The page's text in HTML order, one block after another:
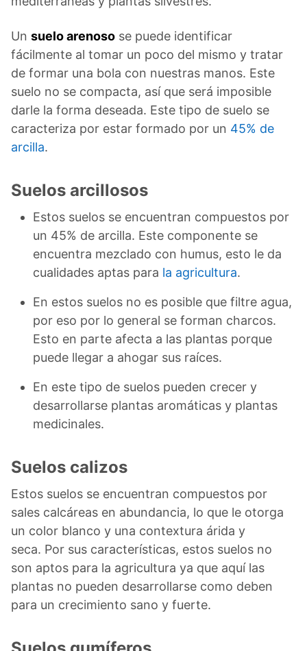
Un suelo arenoso se puede identificar
fácilmente al tomar un poco del mismo y tratar
de formar una bola con nuestras manos. Este
suelo no se compacta, así que será imposible
darle la forma deseada. Este tipo de suelo se
caracteriza por estar formado por un 45% de
arcilla.
Suelos arcillosos
Estos suelos se encuentran compuestos por
un 45% de arcilla. Este componente se
encuentra mezclado con humus, esto le da
cualidades aptas para la agricultura.
En estos suelos no es posible que filtre agua,
por eso por lo general se forman charcos.
Esto en parte afecta a las plantas porque
puede llegar a ahogar sus raíces.
En este tipo de suelos pueden crecer y
desarrollarse plantas aromáticas y plantas
medicinales.
Suelos calizos
Estos suelos se encuentran compuestos por
sales calcáreas en abundancia, lo que le otorga
un color blanco y una contextura árida y
seca. Por sus características, estos suelos no
son aptos para la agricultura ya que aquí las
plantas no pueden desarrollarse como deben
para un crecimiento sano y fuerte.